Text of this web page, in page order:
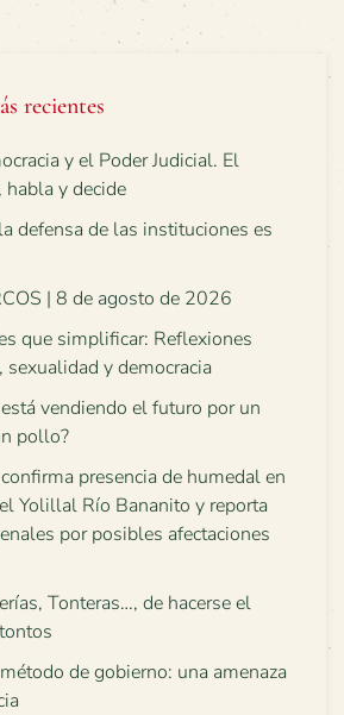
recientes
y el Poder Judicial. El
y decide
defensa de las instituciones es
| 8 de agosto de 2026
que simplificar: Reflexiones
sexualidad y democracia
vendiendo el futuro por un
pollo?
presencia de humedal en
Yolillal Río Bananito y reporta
por posibles afectaciones
Tonteras…, de hacerse el
de gobierno: una amenaza